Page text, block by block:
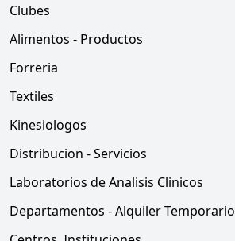
Clubes
Alimentos - Productos
Forreria
Textiles
Kinesiologos
Distribucion - Servicios
Laboratorios de Analisis Clinicos
Departamentos - Alquiler Temporario